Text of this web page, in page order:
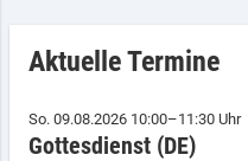
Aktuelle Termine
So. 09.08.2026 10:00–11:30 Uhr
Gottesdienst (DE)